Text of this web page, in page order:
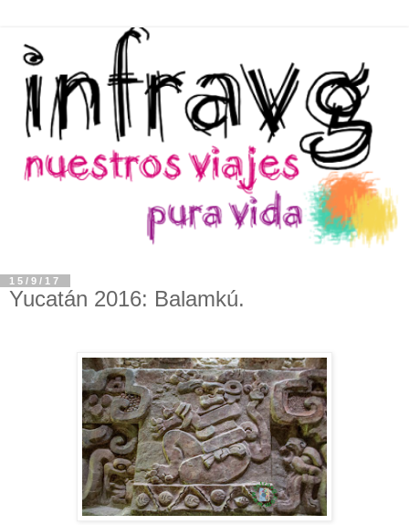
15/9/17
Yucatán 2016: Balamkú.